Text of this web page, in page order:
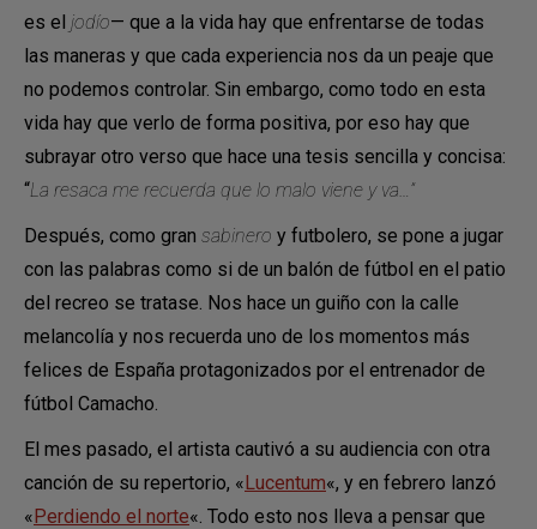
es el jodío— que a la vida hay que enfrentarse de todas
las maneras y que cada experiencia nos da un peaje que
no podemos controlar. Sin embargo, como todo en esta
vida hay que verlo de forma positiva, por eso hay que
subrayar otro verso que hace una tesis sencilla y concisa:
“La resaca me recuerda que lo malo viene y va…”
Después, como gran sabinero y futbolero, se pone a jugar
con las palabras como si de un balón de fútbol en el patio
del recreo se tratase. Nos hace un guiño con la calle
melancolía y nos recuerda uno de los momentos más
felices de España protagonizados por el entrenador de
fútbol Camacho.
El mes pasado, el artista cautivó a su audiencia con otra
canción de su repertorio, «Lucentum«, y en febrero lanzó
«Perdiendo el norte«. Todo esto nos lleva a pensar que